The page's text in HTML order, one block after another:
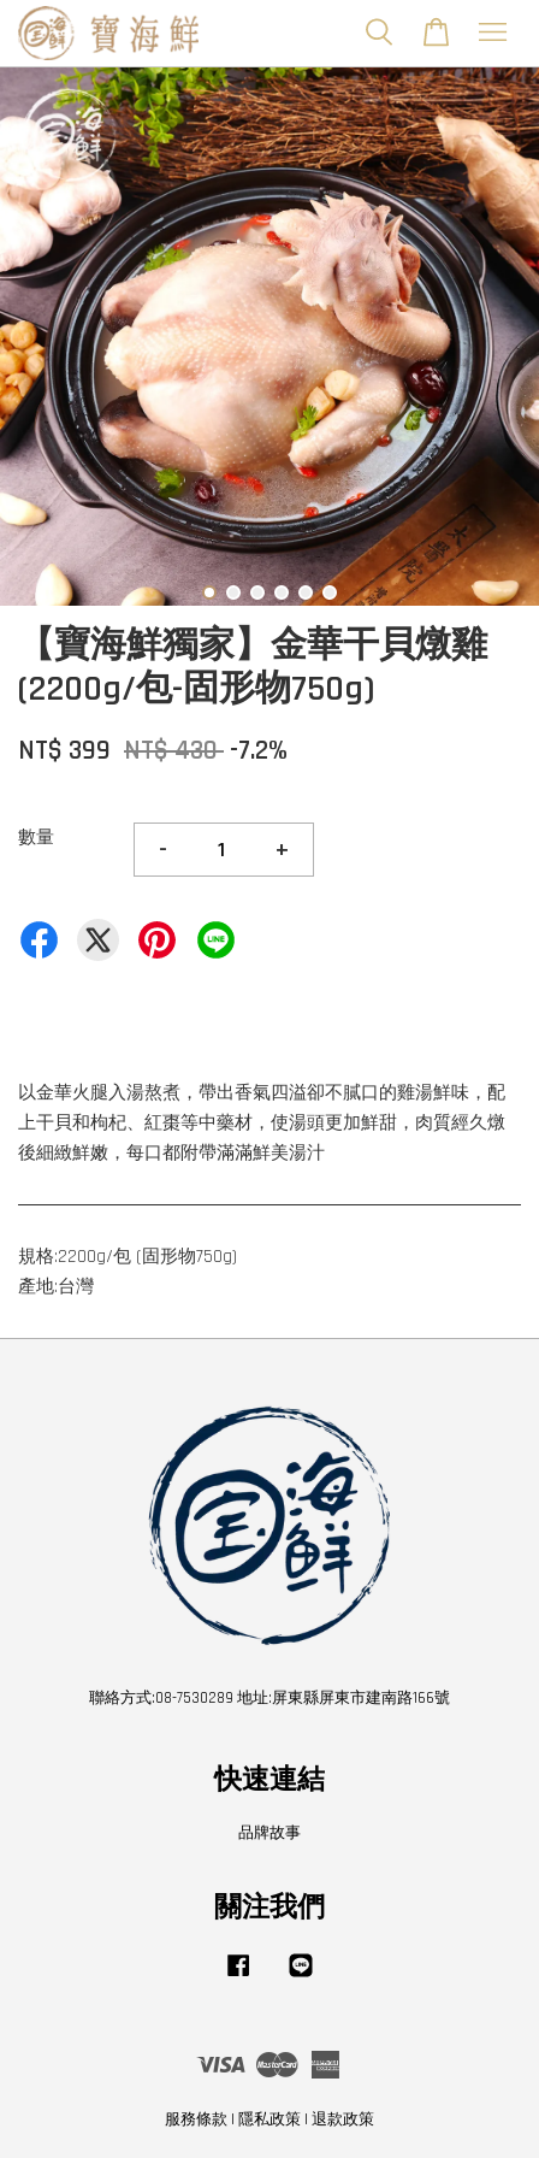
【寶海鮮獨家】金華干貝燉雞
(2200g/包-固形物750g)
NT$ 399 NT$ 430 -7.2%
數量 - +
以金華火腿入湯熬煮，帶出香氣四溢卻不膩口的雞湯鮮味，配
上干貝和枸杞、紅棗等中藥材，使湯頭更加鮮甜，肉質經久燉
後細緻鮮嫩，每口都附帶滿滿鮮美湯汁
規格:2200g/包 (固形物750g)
產地:台灣
聯絡方式:08-7530289 地址:屏東縣屏東市建南路166號
快速連結
品牌故事
關注我們
Facebook
Visa Master
服務條款 | 隱私政策 | 退款政策